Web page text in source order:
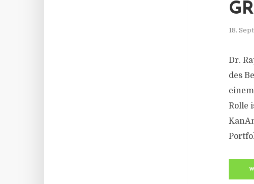
18.
Dr.
des
Rolle